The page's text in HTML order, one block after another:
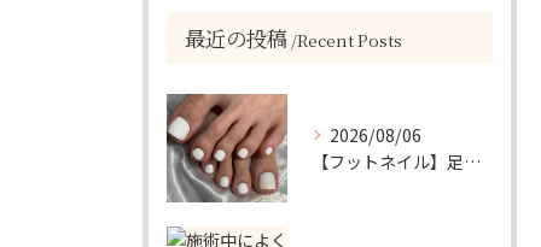
最近の投稿 Recent Posts
2026/08/06
【フットネイル】足元がパッと映える！ホワイトワンカラーネイル